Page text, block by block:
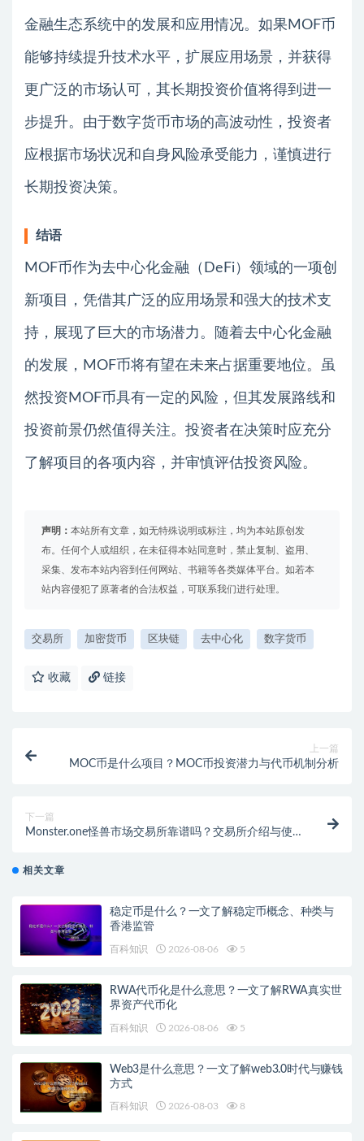
金融生态系统中的发展和应用情况。如果MOF币
能够持续提升技术水平，扩展应用场景，并获得
更广泛的市场认可，其长期投资价值将得到进一
步提升。由于数字货币市场的高波动性，投资者
应根据市场状况和自身风险承受能力，谨慎进行
长期投资决策。
结语
MOF币作为去中心化金融（DeFi）领域的一项创
新项目，凭借其广泛的应用场景和强大的技术支
持，展现了巨大的市场潜力。随着去中心化金融
的发展，MOF币将有望在未来占据重要地位。虽
然投资MOF币具有一定的风险，但其发展路线和
投资前景仍然值得关注。投资者在决策时应充分
了解项目的各项内容，并审慎评估投资风险。
声明： 本站所有文章，如无特殊说明或标注，均为本站原创发
布。任何个人或组织，在未征得本站同意时，禁止复制、盗用、
采集、发布本站内容到任何网站、书籍等各类媒体平台。如若本
站内容侵犯了原著者的合法权益，可联系我们进行处理。
交易所 加密货币 区块链 去中心化 数字货币
收藏 链接
上一篇
MOC币是什么项目？MOC币投资潜力与代币机制分析
下一篇
Monster.one怪兽市场交易所靠谱吗？交易所介绍与使
相关文章
稳定币是什么？一文了解稳定币概念、种类与
香港监管
百科知识 2026-08-06 5
RWA代币化是什么意思？一文了解RWA真实世
界资产代币化
百科知识 2026-08-06 5
Web3是什么意思？一文了解web3.0时代与赚钱
方式
百科知识 2026-08-03 8